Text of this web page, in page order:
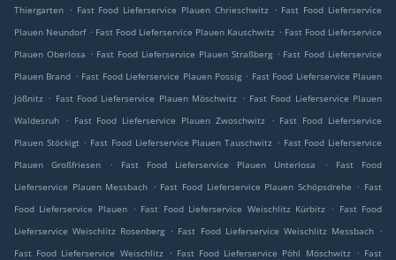
Thiergarten . Fast Food Lieferservice Plauen Chrieschwitz . Fast Food Lieferservice
Plauen Neundorf . Fast Food Lieferservice Plauen Kauschwitz . Fast Food Lieferservice
Plauen Oberlosa . Fast Food Lieferservice Plauen Straßberg . Fast Food Lieferservice
Plauen Brand . Fast Food Lieferservice Plauen Possig . Fast Food Lieferservice Plauen
Jößnitz . Fast Food Lieferservice Plauen Möschwitz . Fast Food Lieferservice Plauen
Waldesruh
. Fast Food Lieferservice Plauen Zwoschwitz . Fast Food Lieferservice
Plauen Stöckigt . Fast Food Lieferservice Plauen Tauschwitz . Fast Food Lieferservice
Plauen Großfriesen
. Fast Food Lieferservice Plauen Unterlosa .
Fast Food
Lieferservice Plauen Messbach . Fast Food Lieferservice Plauen Schöpsdrehe . Fast
Food Lieferservice Plauen . Fast Food Lieferservice Weischlitz Kürbitz . Fast Food
Lieferservice Weischlitz Rosenberg . Fast Food Lieferservice Weischlitz Messbach .
Fast Food Lieferservice Weischlitz
. Fast Food Lieferservice Pöhl Möschwitz . Fast